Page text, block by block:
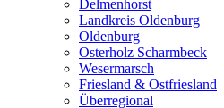
Delmenhorst
Landkreis Oldenburg
Oldenburg
Osterholz Scharmbeck
Wesermarsch
Friesland & Ostfriesland
Überregional